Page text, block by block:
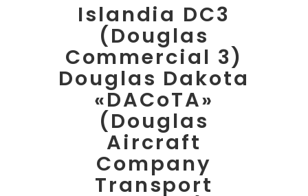
Islandia DC3
(Douglas
Commercial 3)
Douglas Dakota
«DACoTA»
(Douglas
Aircraft
Company
Transport